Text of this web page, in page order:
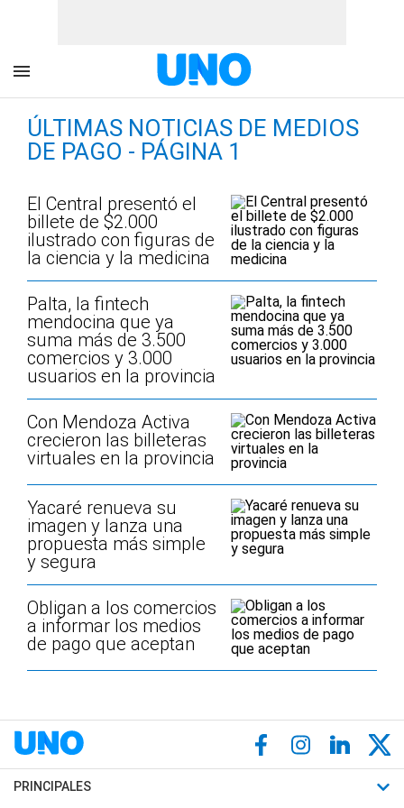
ÚLTIMAS NOTICIAS DE MEDIOS
DE PAGO - PÁGINA 1
El Central presentó el
billete de $2.000
ilustrado con figuras de
la ciencia y la medicina
Palta, la fintech
mendocina que ya
suma más de 3.500
comercios y 3.000
usuarios en la provincia
Con Mendoza Activa
crecieron las billeteras
virtuales en la provincia
Yacaré renueva su
imagen y lanza una
propuesta más simple
y segura
Obligan a los comercios
a informar los medios
de pago que aceptan
PRINCIPALES